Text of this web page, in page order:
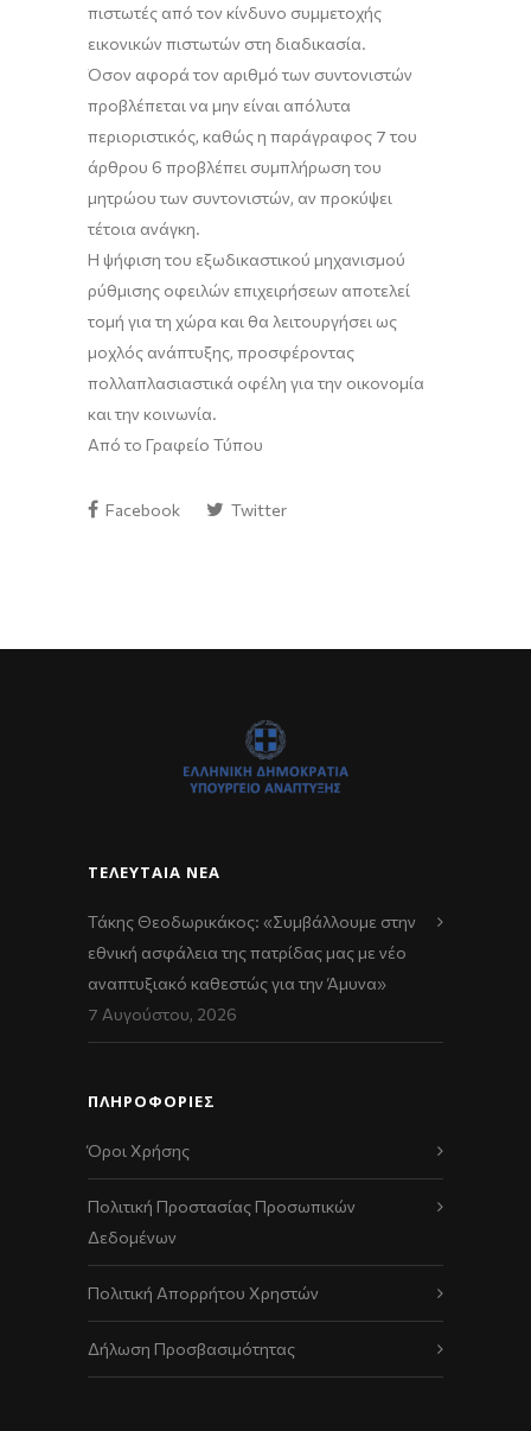
πιστωτές από τον κίνδυνο συμμετοχής
εικονικών πιστωτών στη διαδικασία.
Όσον αφορά τον αριθμό των συντονιστών
προβλέπεται να μην είναι απόλυτα
περιοριστικός, καθώς η παράγραφος 7 του
άρθρου 6 προβλέπει συμπλήρωση του
μητρώου των συντονιστών, αν προκύψει
τέτοια ανάγκη.
Η ψήφιση του εξωδικαστικού μηχανισμού
ρύθμισης οφειλών επιχειρήσεων αποτελεί
τομή για τη χώρα και θα λειτουργήσει ως
μοχλός ανάπτυξης, προσφέροντας
πολλαπλασιαστικά οφέλη για την οικονομία
και την κοινωνία.
Από το Γραφείο Τύπου
Facebook Twitter
ΤΕΛΕΥΤΑΊΑ ΝΈΑ
Τάκης Θεοδωρικάκος: «Συμβάλλουμε στην
εθνική ασφάλεια της πατρίδας μας με νέο
αναπτυξιακό καθεστώς για την Άμυνα»
7 Αυγούστου, 2026
ΠΛΗΡΟΦΟΡΙΕΣ
Όροι Χρήσης
Πολιτική Προστασίας Προσωπικών
Δεδομένων
Πολιτική Απορρήτου Χρηστών
Δήλωση Προσβασιμότητας